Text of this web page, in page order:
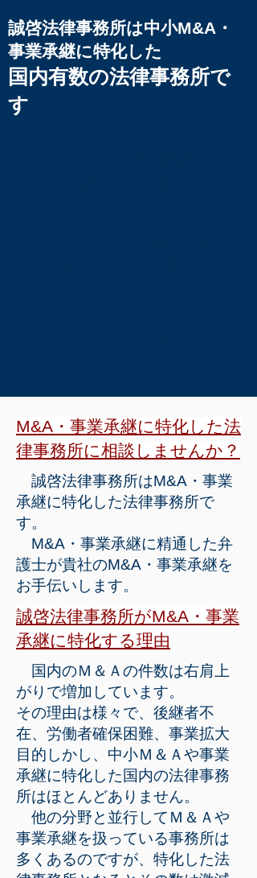
​誠啓法律事務所は中小M&A・
事業承継に特化した
国内有数の法律事務所で
す
M&A・事業承継に特化した法
律事務所に相談しませんか？
誠啓法律事務所はM&A・事業
承継に特化した法律事務所で
す。
M&A・事業承継に精通した弁
護士が貴社のM&A・事業承継を
お手伝いします。
誠啓法律事務所がM&A・事業
承継に特化する理由
国内のＭ＆Ａの件数は右肩上
がりで増加しています。
その理由は様々で、後継者不
在、労働者確保困難、事業拡大
目的しかし、中小Ｍ＆Ａや事業
承継に特化した国内の法律事務
所はほとんどありません。
他の分野と並行してＭ＆Ａや
事業承継を扱っている事務所は
多くあるのですが、特化した法